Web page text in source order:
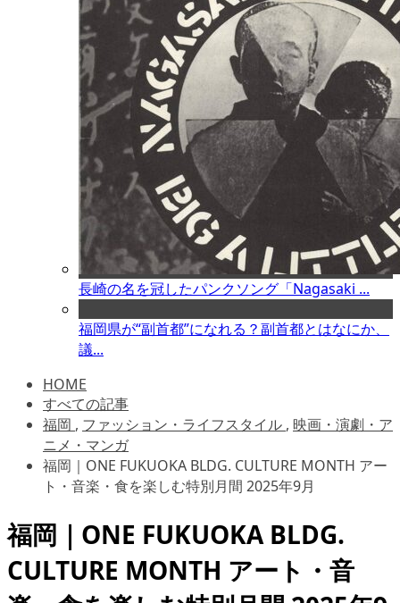
長崎の名を冠したパンクソング「Nagasaki ...
福岡県が“副首都”になれる？副首都とはなにか、
議...
HOME
すべての記事
福岡 , ファッション・ライフスタイル , 映画・演劇・ア
ニメ・マンガ
福岡｜ONE FUKUOKA BLDG. CULTURE MONTH アー
ト・音楽・食を楽しむ特別月間 2025年9月
福岡｜ONE FUKUOKA BLDG.
CULTURE MONTH アート・音